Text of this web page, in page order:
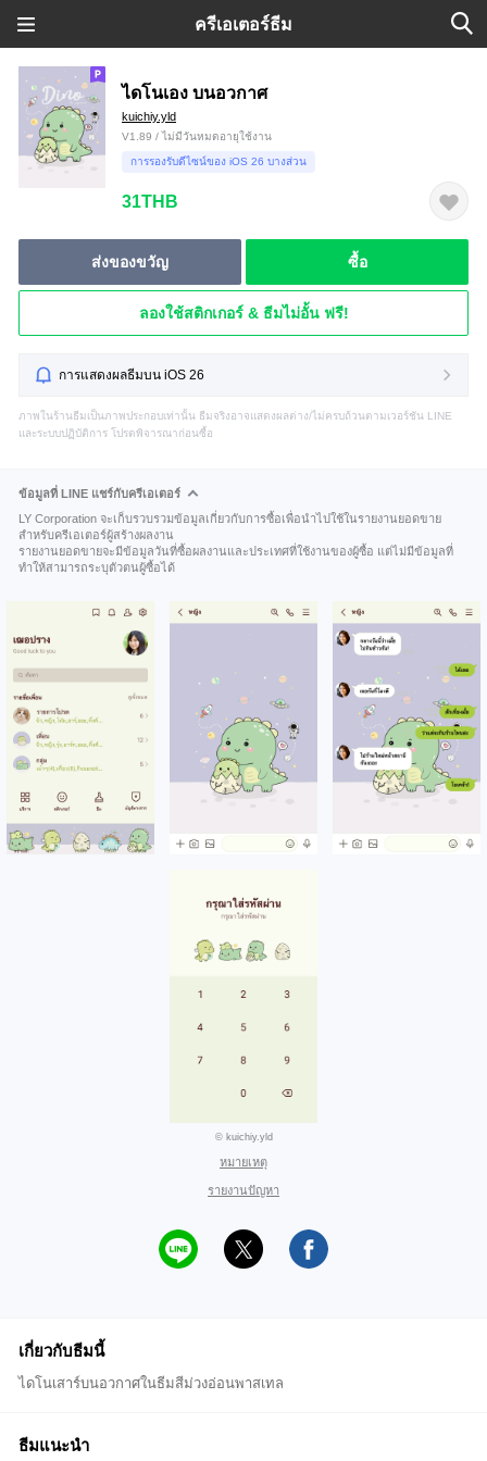
ครีเอเตอร์ธีม
ไดโนเอง บนอวกาศ
kuichiy.yld
V1.89 / ไม่มีวันหมดอายุใช้งาน
การรองรับดีไซน์ของ iOS 26 บางส่วน
31THB
ส่งของขวัญ ซื้อ
ลองใช้สติกเกอร์ & ธีมไม่อั้น ฟรี!
การแสดงผลธีมบน iOS 26
ภาพในร้านธีมเป็นภาพประกอบเท่านั้น ธีมจริงอาจแสดงผลต่าง/ไม่ครบถ้วนตามเวอร์ชัน LINE
และระบบปฏิบัติการ โปรดพิจารณาก่อนซื้อ
ข้อมูลที่ LINE แชร์กับครีเอเตอร์
LY Corporation จะเก็บรวบรวมข้อมูลเกี่ยวกับการซื้อเพื่อนำไปใช้ในรายงานยอดขาย
สำหรับครีเอเตอร์ผู้สร้างผลงาน
รายงานยอดขายจะมีข้อมูลวันที่ซื้อผลงานและประเทศที่ใช้งานของผู้ซื้อ แต่ไม่มีข้อมูลที่
ทำให้สามารถระบุตัวตนผู้ซื้อได้
© kuichiy.yld
หมายเหตุ
รายงานปัญหา
เกี่ยวกับธีมนี้
ไดโนเสาร์บนอวกาศในธีมสีม่วงอ่อนพาสเทล
ธีมแนะนำ